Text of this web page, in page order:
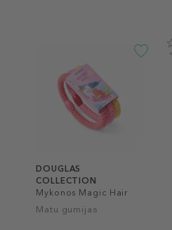
DOUGLAS
COLLECTION
Mykonos Magic Hair
Ties
Matu gumijas